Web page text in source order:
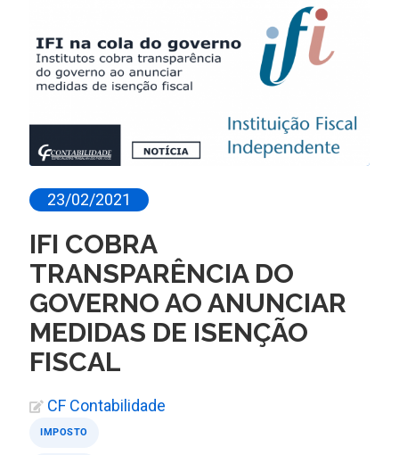
23/02/2021
IFI COBRA
TRANSPARÊNCIA DO
GOVERNO AO ANUNCIAR
MEDIDAS DE ISENÇÃO
FISCAL
CF Contabilidade
IMPOSTO